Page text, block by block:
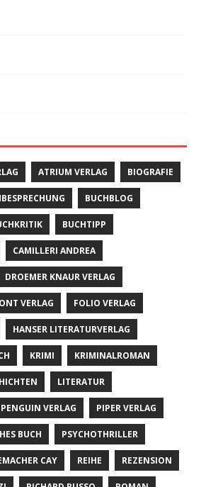
ATRIUM VERLAG BIOGRAFIE
BUCHBLOG
BUCHTIPP
CAMILLERI ANDREA
DROEMER KNAUR VERLAG
VERLAG FOLIO VERLAG
HANSER LITERATURVERLAG
KRIMI KRIMINALROMAN
LITERATUR
PENGUIN VERLAG PIPER VERLAG
BUCH PSYCHOTHRILLER
CAY REIHE REZENSION